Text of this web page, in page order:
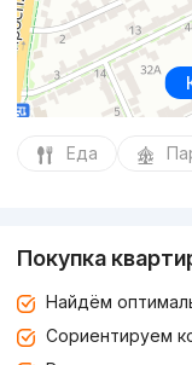
Еда
Покупка
Найдём
Сориентируем